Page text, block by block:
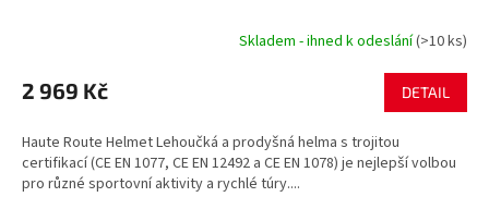
Skladem - ihned k odeslání(>10 ks)
2 969 Kč DETAIL
Haute Route Helmet Lehoučká a prodyšná helma s trojitou
certifikací (CE EN 1077, CE EN 12492 a CE EN 1078) je nejlepší volbou
pro různé sportovní aktivity a rychlé túry....